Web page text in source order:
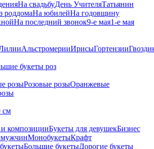
На свадьбуДень УчителяТатьянин
роддомаНа юбилейНа годовщину
На последний звонок9-е мая1-е мая
АльстромерииИрисыГортензии
букеты роз
розыРозовые розыОранжевые
см
композицииБукеты для девушекБизнес
мужчинМонобукетыКрафт
Большие букетыДорогие букеты